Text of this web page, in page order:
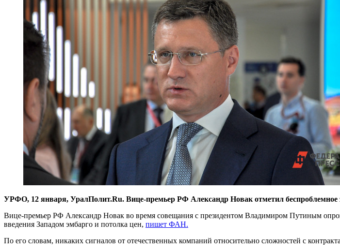
УРФО, 12 января, УралПолит.Ru. Вице-премьер РФ Александр Новак отметил беспроблемное
Вице-премьер РФ Александр Новак во время совещания с президентом Владимиром Путиным
введения Западом эмбарго и потолка цен, пишет ФАН.
По его словам, никаких сигналов от отечественных компаний относительно сложностей с